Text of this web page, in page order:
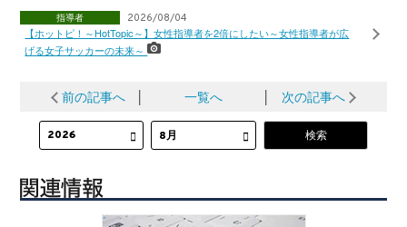
指導者 2026/08/04
【ホットピ！～HotTopic～】女性指導者を2倍にしたい～女性指導者が広
げる女子サッカーの未来～
前の記事へ 一覧へ 次の記事へ